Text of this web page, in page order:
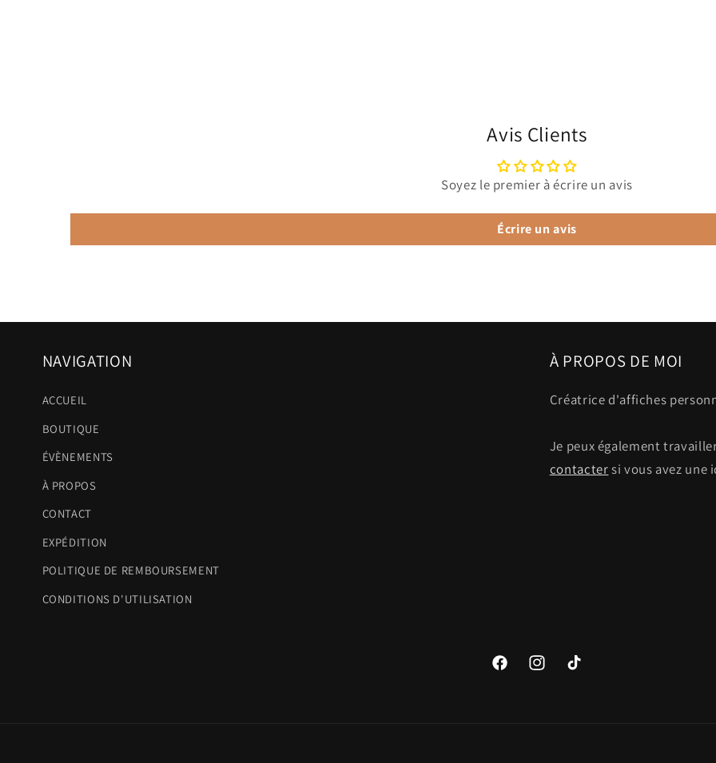
Avis Clients
Soyez le premier à écrire un avis
Écrire un avis
NAVIGATION
ACCUEIL
BOUTIQUE
ÉVÈNEMENTS
À PROPOS
CONTACT
EXPÉDITION
POLITIQUE DE REMBOURSEMENT
CONDITIONS D'UTILISATION
À PROPOS DE MOI
Créatrice d'affiches
Je peux également
contacter si vous avez une
FacebookInstagramTikTok